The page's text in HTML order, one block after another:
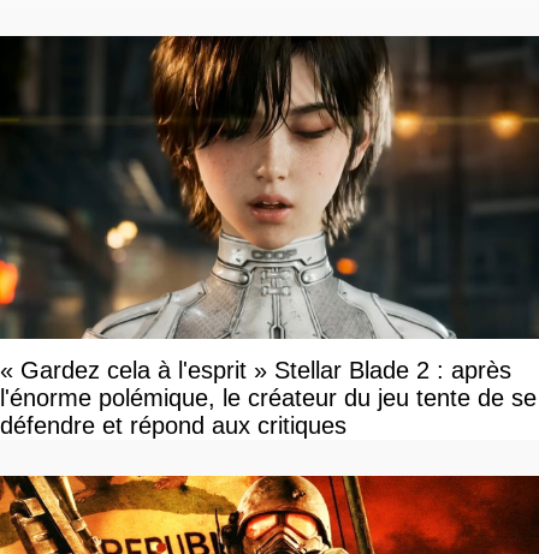
« Gardez cela à l'esprit » Stellar Blade 2 : après
l'énorme polémique, le créateur du jeu tente de se
défendre et répond aux critiques